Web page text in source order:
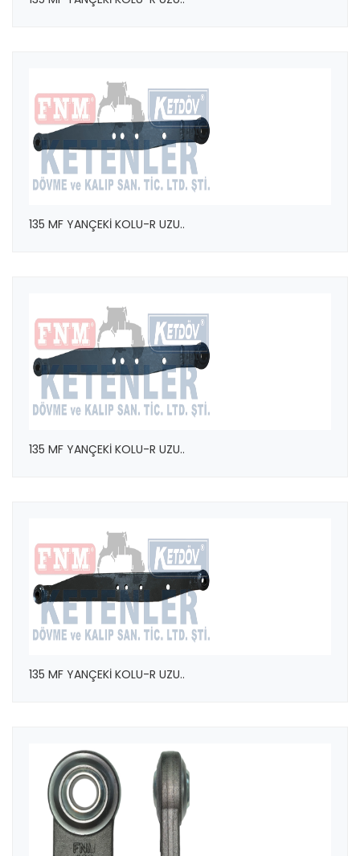
135 MF YANÇEKİ KOLU-R UZU..
135 MF YANÇEKİ KOLU-R UZU..
135 MF YANÇEKİ KOLU-R UZU..